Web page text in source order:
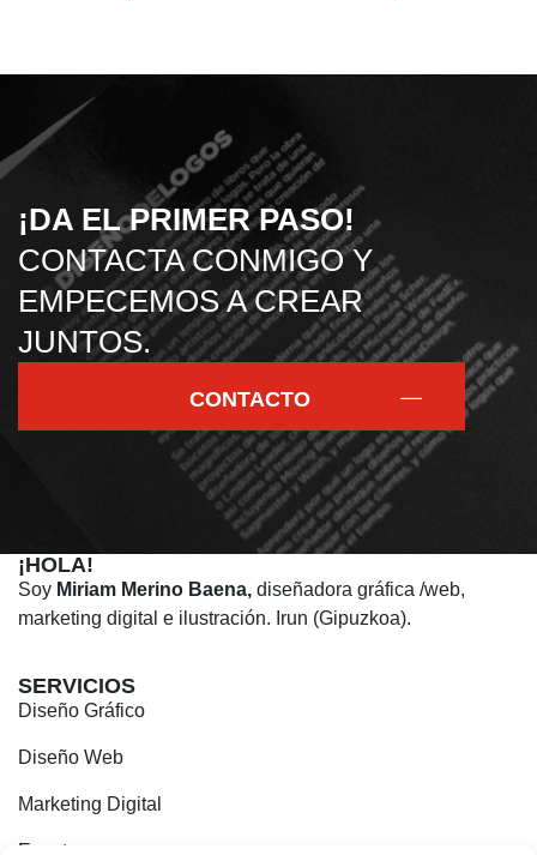
¡DA EL PRIMER PASO!
CONTACTA CONMIGO Y
EMPECEMOS A CREAR
JUNTOS.
CONTACTO
¡HOLA!
Soy Miriam Merino Baena, diseñadora gráfica /web,
marketing digital e ilustración. Irun (Gipuzkoa).
SERVICIOS
Diseño Gráfico
Diseño Web
Marketing Digital
Eventos